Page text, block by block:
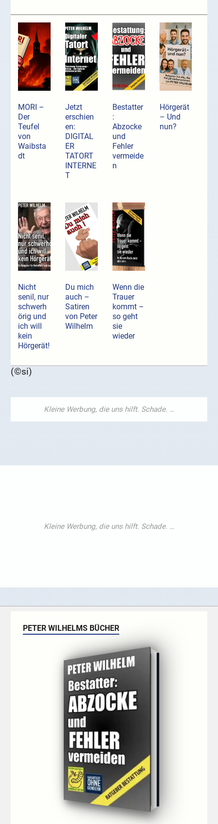
MORI –
Der
Teufel
von
Waibsta
dt
Jetzt
erschien
en:
DIGITAL
ER
TATORT
INTERNE
T
Bestatter
:
Abzocke
und
Fehler
vermeide
n
Hörgerät
– Und
nun?
Nicht
senil, nur
schwerh
örig und
ich will
kein
Hörgerät!
Du mich
auch –
Satiren
von Peter
Wilhelm
Wenn die
Trauer
kommt –
so geht
sie
wieder
(©si)
PETER WILHELMS BÜCHER